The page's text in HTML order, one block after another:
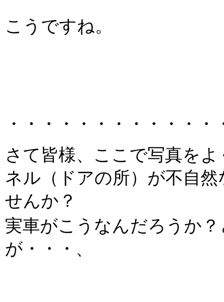
こうですね。
・・・・・・・・・・・
さて皆様、ここで写真を
ネル（ドアの所）が不自
せんか？
実車がこうなんだろうか
が・・・、